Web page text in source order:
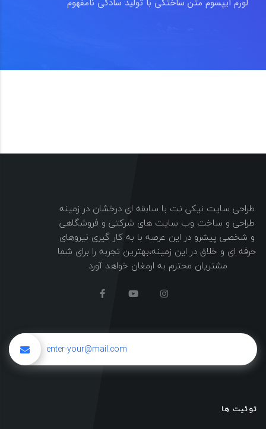
لورم ایپسوم متن ساختگی با تولید سادگی نامفهوم
طراحی سایت نیکی نت با سابقه ای درخشان در زمینه
طراحی و ساخت وب سایت های شرکتی و فروشگاهی
و شخصی پیشرو در این عرصه با به کار گیری نیروهای
حرفه ای و خلاق در این زمینه،بهترین تجربه را برای شما
مشتریان محترم به ارمغان خواهد آورد.
توئیت ها